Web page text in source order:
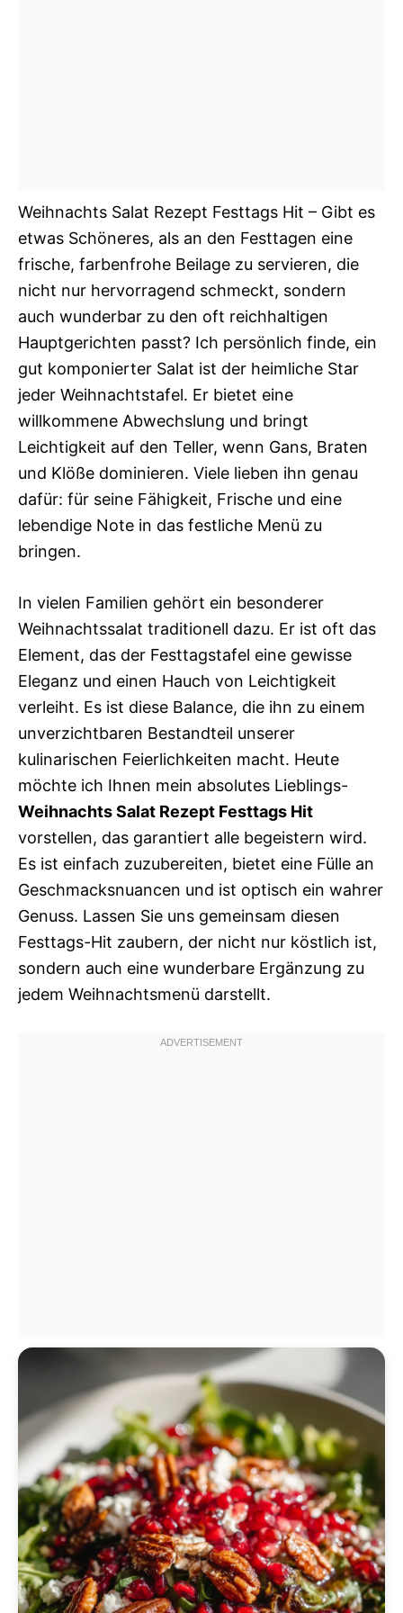
Weihnachts Salat Rezept Festtags Hit – Gibt es
etwas Schöneres, als an den Festtagen eine
frische, farbenfrohe Beilage zu servieren, die
nicht nur hervorragend schmeckt, sondern
auch wunderbar zu den oft reichhaltigen
Hauptgerichten passt? Ich persönlich finde, ein
gut komponierter Salat ist der heimliche Star
jeder Weihnachtstafel. Er bietet eine
willkommene Abwechslung und bringt
Leichtigkeit auf den Teller, wenn Gans, Braten
und Klöße dominieren. Viele lieben ihn genau
dafür: für seine Fähigkeit, Frische und eine
lebendige Note in das festliche Menü zu
bringen.
In vielen Familien gehört ein besonderer
Weihnachtssalat traditionell dazu. Er ist oft das
Element, das der Festtagstafel eine gewisse
Eleganz und einen Hauch von Leichtigkeit
verleiht. Es ist diese Balance, die ihn zu einem
unverzichtbaren Bestandteil unserer
kulinarischen Feierlichkeiten macht. Heute
möchte ich Ihnen mein absolutes Lieblings-
Weihnachts Salat Rezept Festtags Hit
vorstellen, das garantiert alle begeistern wird.
Es ist einfach zuzubereiten, bietet eine Fülle an
Geschmacksnuancen und ist optisch ein wahrer
Genuss. Lassen Sie uns gemeinsam diesen
Festtags-Hit zaubern, der nicht nur köstlich ist,
sondern auch eine wunderbare Ergänzung zu
jedem Weihnachtsmenü darstellt.